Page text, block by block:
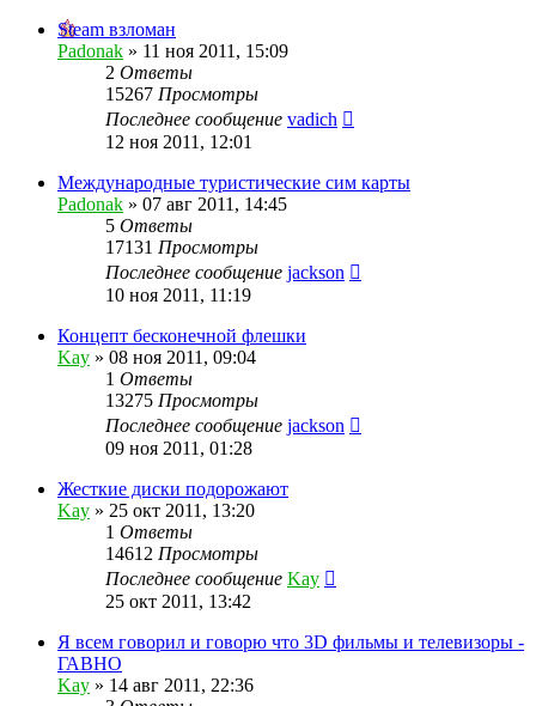
Steam взломан
Padonak » 11 ноя 2011, 15:09
2 Ответы
15267 Просмотры
Последнее сообщение vadich
12 ноя 2011, 12:01
Международные туристические сим карты
Padonak » 07 авг 2011, 14:45
5 Ответы
17131 Просмотры
Последнее сообщение jackson
10 ноя 2011, 11:19
Концепт бесконечной флешки
Kay » 08 ноя 2011, 09:04
1 Ответы
13275 Просмотры
Последнее сообщение jackson
09 ноя 2011, 01:28
Жесткие диски подорожают
Kay » 25 окт 2011, 13:20
1 Ответы
14612 Просмотры
Последнее сообщение Kay
25 окт 2011, 13:42
Я всем говорил и говорю что 3D фильмы и телевизоры -
ГАВНО
Kay » 14 авг 2011, 22:36